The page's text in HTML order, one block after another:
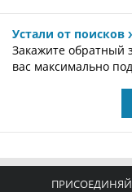
Устали от поисков
Закажите обратный
вас максимально